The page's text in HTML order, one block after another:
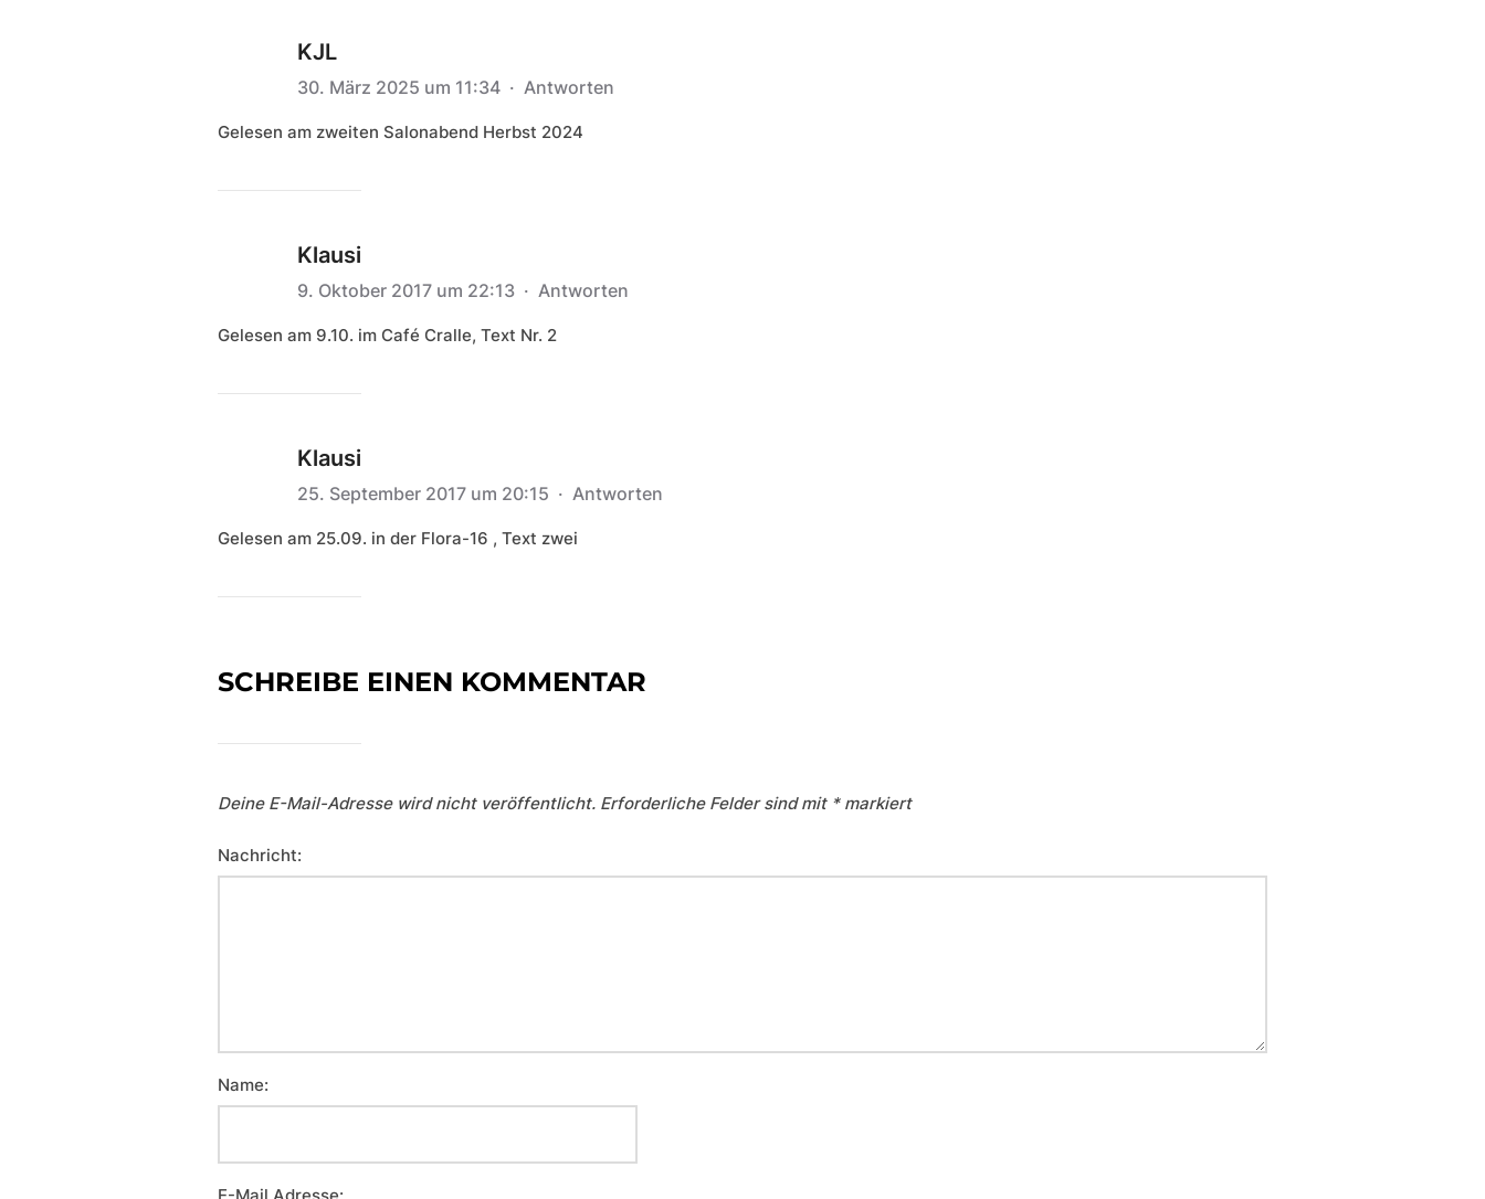
KJL
30. März 2025 um 11:34 · Antworten
Gelesen am zweiten Salonabend Herbst 2024
Klausi
9. Oktober 2017 um 22:13 · Antworten
Gelesen am 9.10. im Café Cralle, Text Nr. 2
Klausi
25. September 2017 um 20:15 · Antworten
Gelesen am 25.09. in der Flora-16 , Text zwei
SCHREIBE EINEN KOMMENTAR
Deine E-Mail-Adresse wird nicht veröffentlicht. Erforderliche Felder sind mit *markiert
Nachricht:
Name:
E-Mail Adresse: